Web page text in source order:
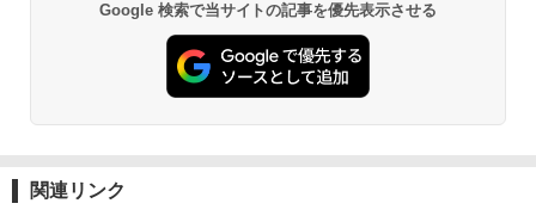
【在庫処分セール】 タクティカルゴーグ
ル 4色 レンズ サバゲー ゴーグル シュー
ティンググラス 保護メガネ ゲーミング
サバゲーゴーグル サバゲー ゴーグル タ
クティカル ボレー ゴーグル サバチ バイ
ク エアガン 送料無料
ーツ【予約】
￥594
TAMASHII NATIONS S.H.フィギュアー
ツ ONE PIECE シャンクス -マリンフォ
BANDAI SPIRITS(バンダイスピリッツ)
30MS SIS-H00 セスティエ[カラーC] 色
分け済みプラモデル
東京マルイ(TOKYO MARUI) No.21 H&K
USP HG 18歳以上エアーHOPハンドガン
￥3,409
LOCTITE(ロックタイト) シールはがし
プレミアム 220ml
￥962
Google 検索で当サイトの記事を優先表示させる
関連リンク